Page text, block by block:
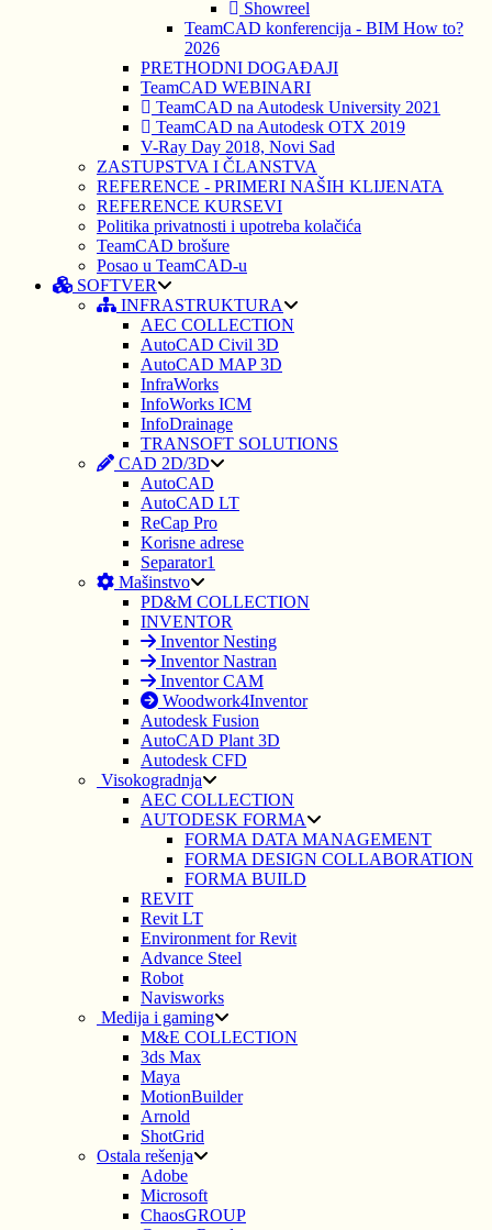
Showreel
TeamCAD konferencija - BIM How to?
2026
PRETHODNI DOGAĐAJI
TeamCAD WEBINARI
TeamCAD na Autodesk University 2021
TeamCAD na Autodesk OTX 2019
V-Ray Day 2018, Novi Sad
ZASTUPSTVA I ČLANSTVA
REFERENCE - PRIMERI NAŠIH KLIJENATA
REFERENCE KURSEVI
Politika privatnosti i upotreba kolačića
TeamCAD brošure
Posao u TeamCAD-u
SOFTVER
INFRASTRUKTURA
AEC COLLECTION
AutoCAD Civil 3D
AutoCAD MAP 3D
InfraWorks
InfoWorks ICM
InfoDrainage
TRANSOFT SOLUTIONS
CAD 2D/3D
AutoCAD
AutoCAD LT
ReCap Pro
Korisne adrese
Separator1
Mašinstvo
PD&M COLLECTION
INVENTOR
Inventor Nesting
Inventor Nastran
Inventor CAM
Woodwork4Inventor
Autodesk Fusion
AutoCAD Plant 3D
Autodesk CFD
Visokogradnja
AEC COLLECTION
AUTODESK FORMA
FORMA DATA MANAGEMENT
FORMA DESIGN COLLABORATION
FORMA BUILD
REVIT
Revit LT
Environment for Revit
Advance Steel
Robot
Navisworks
Medija i gaming
M&E COLLECTION
3ds Max
Maya
MotionBuilder
Arnold
ShotGrid
Ostala rešenja
Adobe
Microsoft
ChaosGROUP